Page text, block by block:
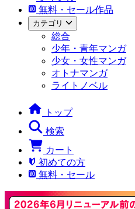
無料・セール作品
カテゴリ
総合
少年・青年マンガ
少女・女性マンガ
オトナマンガ
ライトノベル
トップ
検索
カート
初めての方
無料・セール